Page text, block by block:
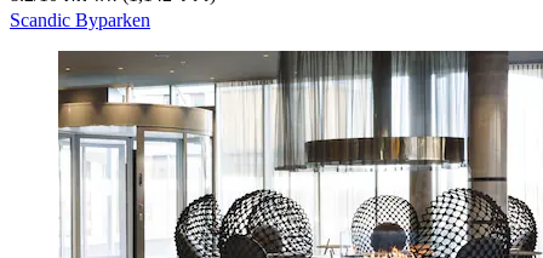
Scandic Byparken